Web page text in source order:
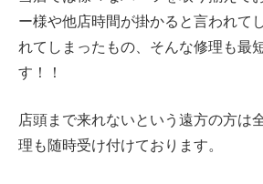
ー様や他店時間が掛かると言われて
れてしまったもの、そんな修理も最
す！！
店頭まで来れないという遠方の方は
理も随時受け付けております。